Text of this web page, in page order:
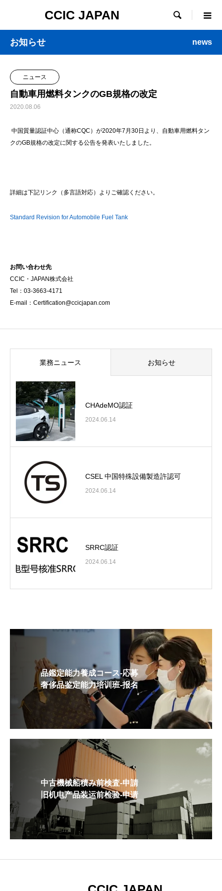
CCIC JAPAN 
お知らせ news
ニュース
自動車用燃料タンクのGB規格の改定
2020.08.06
中国質量認証中心（通称CQC）が2020年7月30日より、自動車用燃料タン
クのGB規格の改定に関する公告を発表いたしました。
詳細は下記リンク（多言語対応）よりご確認ください。
Standard Revision for Automobile Fuel Tank
お問い合わせ先
CCIC・JAPAN株式会社
Tel：03-3663-4171
E-mail：Certification@ccicjapan.com
業務ニュース お知らせ
CHAdeMO認証
2024.06.14
CSEL 中国特殊設備製造許認可
2024.06.14
SRRC認証
2024.06.14
品鑑定能力養成コース-応募
奢侈品鉴定能力培训班-报名
中古機械船積み前検査-申請
旧机电产品装运前检验-申请